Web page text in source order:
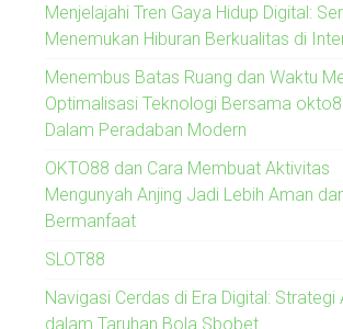
Menjelajahi Tren Gaya Hidup Digital:
Menemukan Hiburan Berkualitas di
Menembus Batas Ruang dan Waktu
Optimalisasi Teknologi Bersama
Dalam Peradaban Modern
OKTO88 dan Cara Membuat Aktivitas
Mengunyah Anjing Jadi Lebih Aman
Bermanfaat
SLOT88
Navigasi Cerdas di Era Digital: Strategi
dalam Taruhan Bola Sbobet